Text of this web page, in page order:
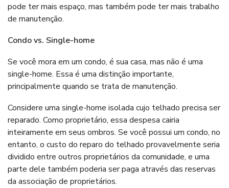
pode ter mais espaço, mas também pode ter mais trabalho
de manutenção.
Condo vs. Single-home
Se você mora em um condo, é sua casa, mas não é uma
single-home. Essa é uma distinção importante,
principalmente quando se trata de manutenção.
Considere uma single-home isolada cujo telhado precisa ser
reparado. Como proprietário, essa despesa cairia
inteiramente em seus ombros. Se você possui um condo, no
entanto, o custo do reparo do telhado provavelmente seria
dividido entre outros proprietários da comunidade, e uma
parte dele também poderia ser paga através das reservas
da associação de proprietários.